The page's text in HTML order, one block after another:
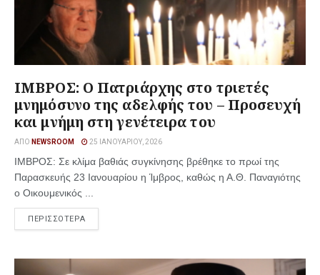
ΙΜΒΡΟΣ: Ο Πατριάρχης στο τριετές
μνημόσυνο της αδελφής του – Προσευχή
και μνήμη στη γενέτειρα του
ΑΠΌ NEWSROOM 25 ΙΑΝΟΥΑΡΊΟΥ, 2026
ΙΜΒΡΟΣ: Σε κλίμα βαθιάς συγκίνησης βρέθηκε το πρωί της
Παρασκευής 23 Ιανουαρίου η Ίμβρος, καθώς η Α.Θ. Παναγιότης
ο Οικουμενικός ...
ΠΕΡΙΣΣΟΤΕΡΑ